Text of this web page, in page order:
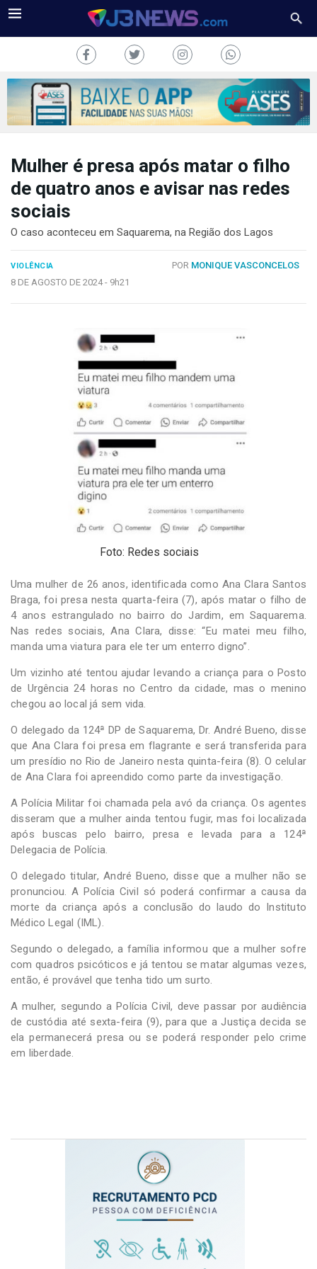
J3NEWS
COLUNAS
CONOSCO
2024
Mulher é presa após matar o filho
de quatro anos e avisar nas redes
sociais
O caso aconteceu em Saquarema, na Região dos Lagos
VIOLÊNCIA POR MONIQUE VASCONCELOS
8 DE AGOSTO DE 2024 - 9h21
Foto: Redes sociais
Uma mulher de 26 anos, identificada como Ana Clara Santos
Braga, foi presa nesta quarta-feira (7), após matar o filho de
4 anos estrangulado no bairro do Jardim, em Saquarema.
Nas redes sociais, Ana Clara, disse: “Eu matei meu filho,
manda uma viatura para ele ter um enterro digno”.
Um vizinho até tentou ajudar levando a criança para o Posto
de Urgência 24 horas no Centro da cidade, mas o menino
chegou ao local já sem vida.
O delegado da 124ª DP de Saquarema, Dr. André Bueno, disse
que Ana Clara foi presa em flagrante e será transferida para
um presídio no Rio de Janeiro nesta quinta-feira (8). O celular
de Ana Clara foi apreendido como parte da investigação.
A Polícia Militar foi chamada pela avó da criança. Os agentes
disseram que a mulher ainda tentou fugir, mas foi localizada
após buscas pelo bairro, presa e levada para a 124ª
Delegacia de Polícia.
O delegado titular, André Bueno, disse que a mulher não se
pronunciou. A Polícia Civil só poderá confirmar a causa da
morte da criança após a conclusão do laudo do Instituto
Médico Legal (IML).
Segundo o delegado, a família informou que a mulher sofre
com quadros psicóticos e já tentou se matar algumas vezes,
então, é provável que tenha tido um surto.
A mulher, segundo a Polícia Civil, deve passar por audiência
de custódia até sexta-feira (9), para que a Justiça decida se
ela permanecerá presa ou se poderá responder pelo crime
em liberdade.